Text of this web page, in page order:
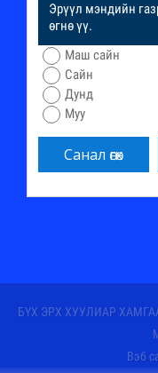
Эрүүл мэндийн
өгнө үү.
Маш сайн
Сайн
Дунд
Муу
БҮХ ЭРХ ХУУЛИАР
Вэб